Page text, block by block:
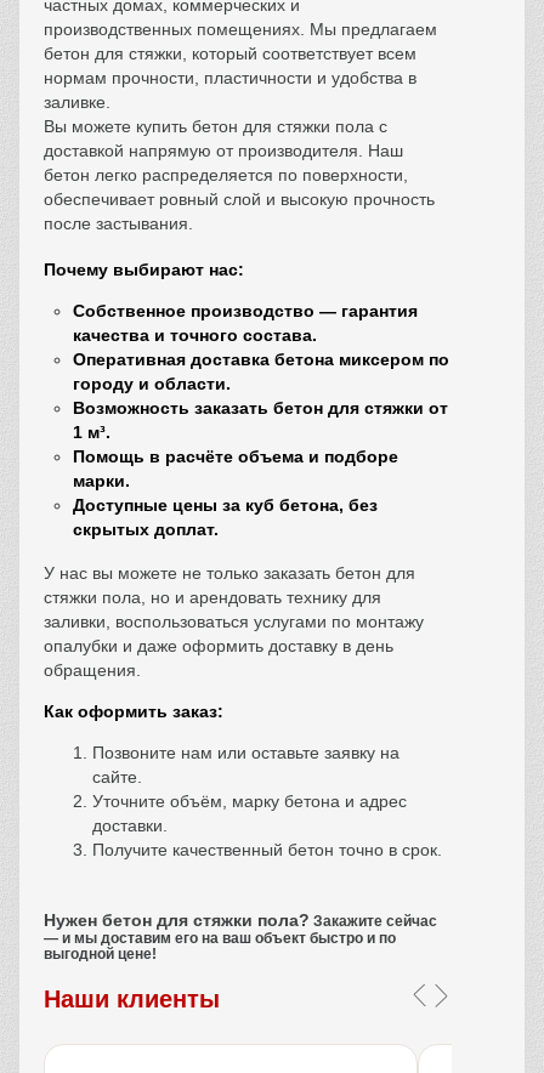
частных домах, коммерческих и
производственных помещениях. Мы предлагаем
бетон для стяжки, который соответствует всем
нормам прочности, пластичности и удобства в
заливке.
Вы можете купить бетон для стяжки пола с
доставкой напрямую от производителя. Наш
бетон легко распределяется по поверхности,
обеспечивает ровный слой и высокую прочность
после застывания.
Почему выбирают нас:
Собственное производство — гарантия
качества и точного состава.
Оперативная доставка бетона миксером по
городу и области.
Возможность заказать бетон для стяжки от
1 м³.
Помощь в расчёте объема и подборе
марки.
Доступные цены за куб бетона, без
скрытых доплат.
У нас вы можете не только заказать бетон для
стяжки пола, но и арендовать технику для
заливки, воспользоваться услугами по монтажу
опалубки и даже оформить доставку в день
обращения.
Как оформить заказ:
Позвоните нам или оставьте заявку на
сайте.
Уточните объём, марку бетона и адрес
доставки.
Получите качественный бетон точно в срок.
Нужен бетон для стяжки пола? Закажите сейчас
— и мы доставим его на ваш объект быстро и по
выгодной цене!
Наши клиенты